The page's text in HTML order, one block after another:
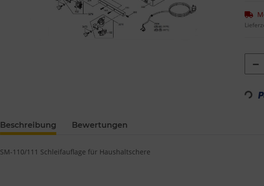
Loading...
Beschreibung Bewertungen
SM-110/111 Schleifauflage für Haushaltschere